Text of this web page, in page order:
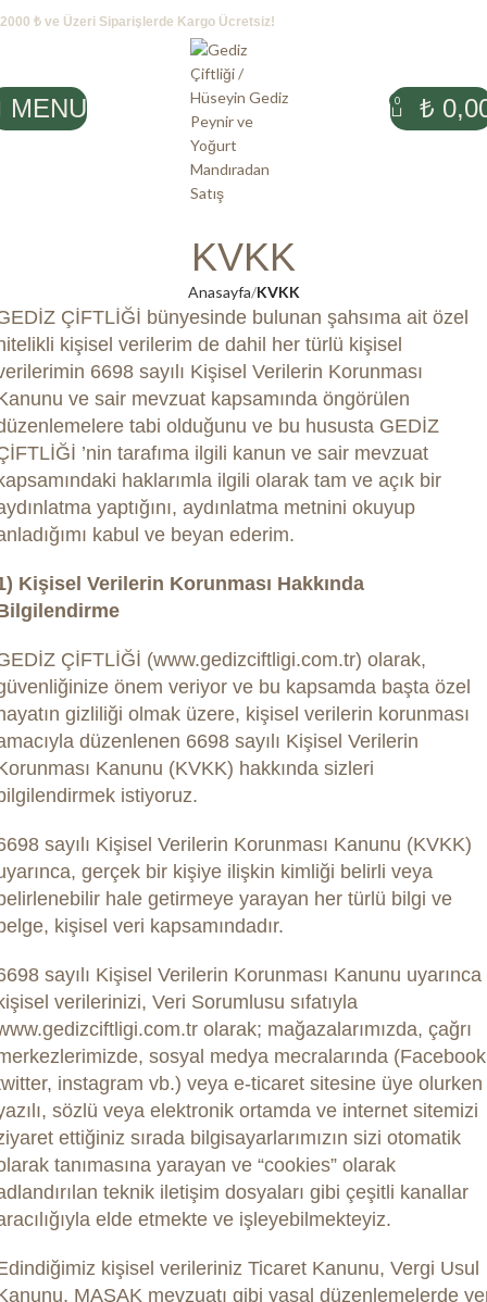
2000 ₺ ve Üzeri Siparişlerde Kargo Ücretsiz!
MENU 0 ₺
KVKK
Anasayfa KVKK
ÇİFTLİĞİ bünyesinde bulunan şahsıma ait özel
kişisel verilerim de dahil her türlü kişisel
6698 sayılı Kişisel Verilerin Korunması
ve sair mevzuat kapsamında öngörülen
tabi olduğunu ve bu hususta GEDİZ
’nin tarafıma ilgili kanun ve sair mevzuat
haklarımla ilgili olarak tam ve açık bir
yaptığını, aydınlatma metnini okuyup
kabul ve beyan ederim.
Kişisel Verilerin Korunması Hakkında
ÇİFTLİĞİ (www.gedizciftligi.com.tr) olarak,
önem veriyor ve bu kapsamda başta özel
gizliliği olmak üzere, kişisel verilerin korunması
düzenlenen 6698 sayılı Kişisel Verilerin
Kanunu (KVKK) hakkında sizleri
istiyoruz.
sayılı Kişisel Verilerin Korunması Kanunu (KVKK)
gerçek bir kişiye ilişkin kimliği belirli veya
hale getirmeye yarayan her türlü bilgi ve
kişisel veri kapsamındadır.
sayılı Kişisel Verilerin Korunması Kanunu uyarınca
verilerinizi, Veri Sorumlusu sıfatıyla
olarak; mağazalarımızda, çağrı
sosyal medya mecralarında
instagram vb.) veya e-ticaret sitesine üye olurken
sözlü veya elektronik ortamda ve internet sitemizi
ettiğiniz sırada bilgisayarlarımızın sizi otomatik
tanımasına yarayan ve “cookies” olarak
teknik iletişim dosyaları gibi çeşitli kanallar
elde etmekte ve işleyebilmekteyiz.
kişisel verileriniz Ticaret Kanunu, Vergi Usul
MASAK mevzuatı gibi yasal düzenlemelerde